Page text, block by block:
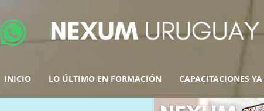
INICIO LO ÚLTIMO EN FORMACIÓN CAPACITACIONES YA